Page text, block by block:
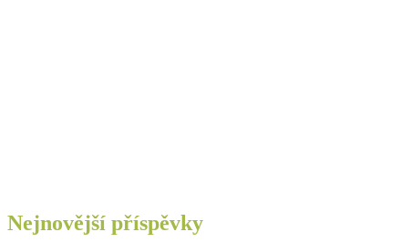
Nejnovější příspěvky